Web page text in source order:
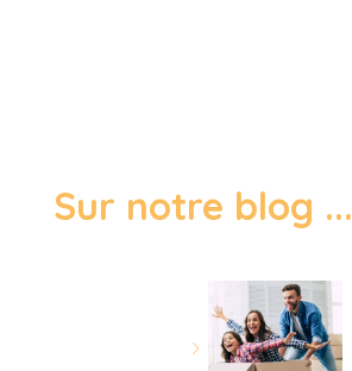
Sur notre blog ...